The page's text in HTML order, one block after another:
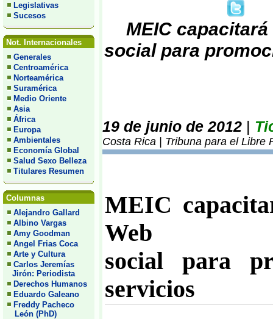
Legislativas
Sucesos
Not. Internacionales
Generales
Centroamérica
Norteamérica
Suramérica
Medio Oriente
Asia
África
Europa
Ambientales
Economía Global
Salud Sexo Belleza
Titulares Resumen
Columnas
Alejandro Gallard
Albino Vargas
Amy Goodman
Angel Frias Coca
Arte y Cultura
Carlos Jeremías
Jirón: Periodista
Derechos Humanos
Eduardo Galeano
Freddy Pacheco
León (PhD)
MEIC capacitará
social para
19 de junio de 2012 |
Costa Rica | Tribuna para el Libre
MEIC
Web
social para
servicios